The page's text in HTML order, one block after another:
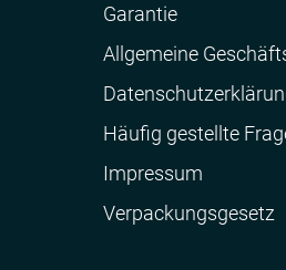
Garantie
Allgemeine
Häufig gestellte
Impressum
Verpackungsgesetz